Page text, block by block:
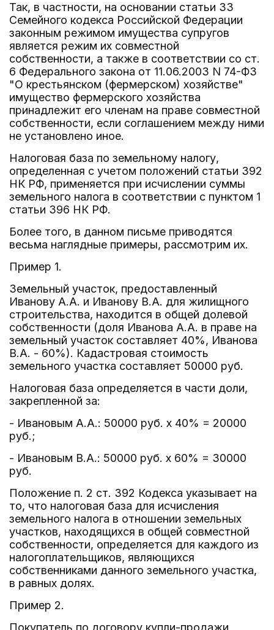
Так, в частности, на основании статьи 33
Семейного кодекса Российской Федерации
законным режимом имущества супругов
является режим их совместной
собственности, а также в соответствии со ст.
6 Федерального закона от 11.06.2003 N 74-ФЗ
"О крестьянском (фермерском) хозяйстве"
имущество фермерского хозяйства
принадлежит его членам на праве совместной
собственности, если соглашением между ними
не установлено иное.
Налоговая база по земельному налогу,
определенная с учетом положений статьи 392
НК РФ, применяется при исчислении суммы
земельного налога в соответствии с пунктом 1
статьи 396 НК РФ.
Более того, в данном письме приводятся
весьма наглядные примеры, рассмотрим их.
Пример 1.
Земельный участок, предоставленный
Иванову А.А. и Иванову В.А. для жилищного
строительства, находится в общей долевой
собственности (доля Иванова А.А. в праве на
земельный участок составляет 40%, Иванова
В.А. - 60%). Кадастровая стоимость
земельного участка составляет 50000 руб.
Налоговая база определяется в части доли,
закрепленной за:
- Ивановым А.А.: 50000 руб. x 40% = 20000
руб.;
- Ивановым В.А.: 50000 руб. x 60% = 30000
руб.
Положение п. 2 ст. 392 Кодекса указывает на
то, что налоговая база для исчисления
земельного налога в отношении земельных
участков, находящихся в общей совместной
собственности, определяется для каждого из
налогоплательщиков, являющихся
собственниками данного земельного участка,
в равных долях.
Пример 2.
Покупатель по договору купли-продажи